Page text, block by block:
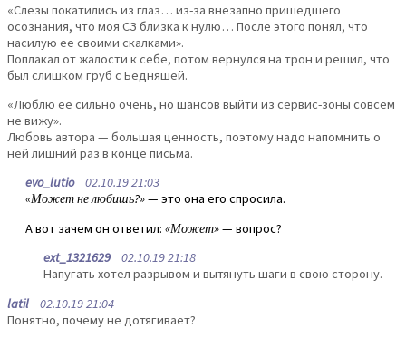
«Слезы покатились из глаз… из-за внезапно пришедшего
осознания, что моя СЗ близка к нулю… После этого понял, что
насилую ее своими скалками».
Поплакал от жалости к себе, потом вернулся на трон и решил, что
был слишком груб с Бедняшей.
«Люблю ее сильно очень, но шансов выйти из сервис-зоны совсем
не вижу».
Любовь автора — большая ценность, поэтому надо напомнить о
ней лишний раз в конце письма.
evo_lutio02.10.19 21:03
«Может не любишь?»— это она его спросила.
А вот зачем он ответил: «Может»— вопрос?
ext_1321629 02.10.19 21:18
Напугать хотел разрывом и вытянуть шаги в свою сторону.
latil 02.10.19 21:04
Понятно, почему не дотягивает?